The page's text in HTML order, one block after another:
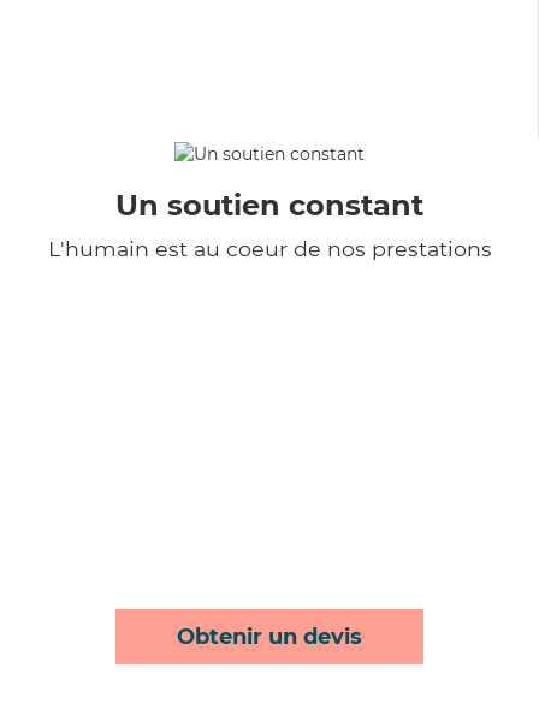
Un soutien constant
L'humain est au coeur de nos prestations
Obtenir un devis